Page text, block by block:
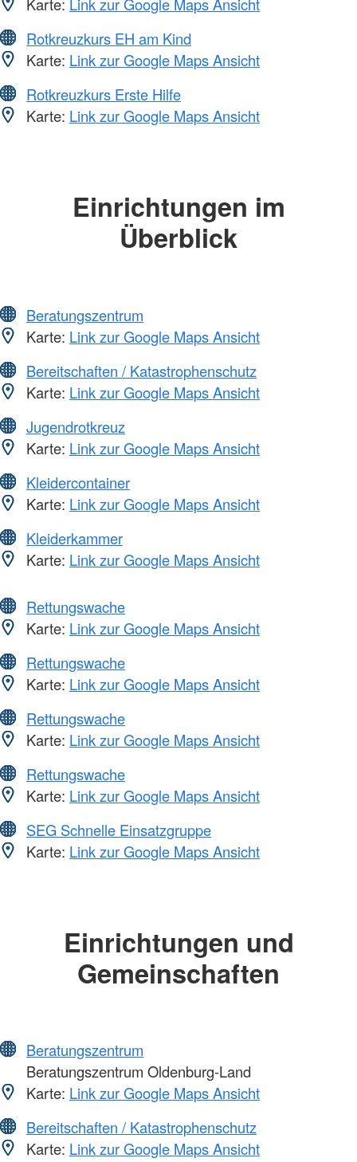
Rotkreuzkurs EH am Kind
Karte: Link zur Google Maps Ansicht
Rotkreuzkurs Erste Hilfe
Karte: Link zur Google Maps Ansicht
Einrichtungen im
Überblick
Beratungszentrum
Karte: Link zur Google Maps Ansicht
Bereitschaften / Katastrophenschutz
Karte: Link zur Google Maps Ansicht
Jugendrotkreuz
Karte: Link zur Google Maps Ansicht
Kleidercontainer
Karte: Link zur Google Maps Ansicht
Kleiderkammer
Karte: Link zur Google Maps Ansicht
Rettungswache
Karte: Link zur Google Maps Ansicht
Rettungswache
Karte: Link zur Google Maps Ansicht
Rettungswache
Karte: Link zur Google Maps Ansicht
Rettungswache
Karte: Link zur Google Maps Ansicht
SEG Schnelle Einsatzgruppe
Karte: Link zur Google Maps Ansicht
Einrichtungen und
Gemeinschaften
Beratungszentrum
Beratungszentrum Oldenburg-Land
Karte: Link zur Google Maps Ansicht
Bereitschaften / Katastrophenschutz
Karte: Link zur Google Maps Ansicht